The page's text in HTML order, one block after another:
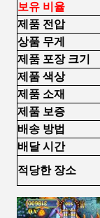
보유 비율
제품 전압
상품 무게
제품 포장 크기
제품 색상
제품 소재
제품 보증
배송 방법
배달 시간
적당한 장소